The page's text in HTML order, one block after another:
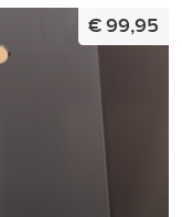
€ 99,95